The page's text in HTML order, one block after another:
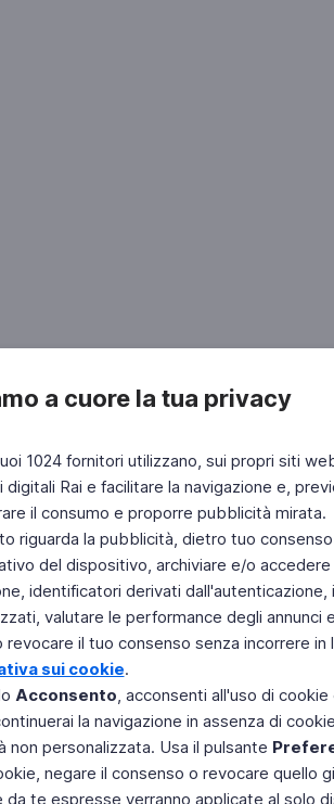
a cuore la tua privacy
1024 fornitori utilizzano, sui propri siti
digitali Rai e facilitare la navigazione e,
il consumo e proporre pubblicità mirata.
riguarda la pubblicità, dietro tuo
del dispositivo, archiviare e/o
identificatori derivati
valutare le performance degli
revocare il tuo consenso senza incorrere
sui cookie.
Acconsento, acconsenti all'uso di
la navigazione in assenza di
non personalizzata. Usa il pulsante
negare il consenso o revocare quello
da te espresse verranno applicate al solo